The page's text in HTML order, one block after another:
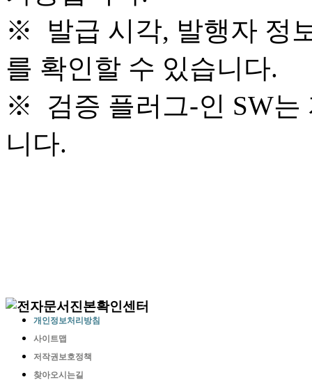
※ 발급 시각, 발행자 정
를 확인할 수 있습니다.
※ 검증 플러그-인 SW는
니다.
개인정보처리방침
사이트맵
저작권보호정책
찾아오시는길